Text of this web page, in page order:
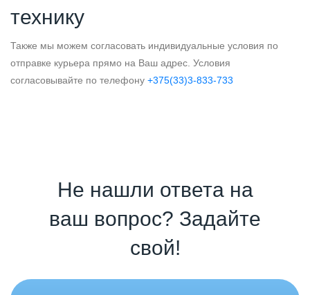
технику
Также мы можем согласовать индивидуальные условия по
отправке курьера прямо на Ваш адрес. Условия
согласовывайте по телефону +375(33)3-833-733
Не нашли ответа на
ваш вопрос? Задайте
свой!